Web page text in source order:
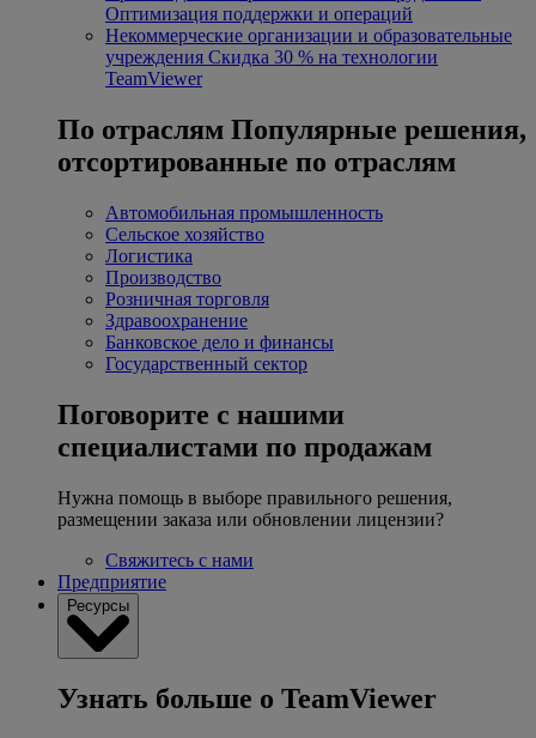
Оптимизация поддержки и операций
Некоммерческие организации и образовательные
учреждения Скидка 30 % на технологии
TeamViewer
По отраслям Популярные решения,
отсортированные по отраслям
Автомобильная промышленность
Сельское хозяйство
Логистика
Производство
Розничная торговля
Здравоохранение
Банковское дело и финансы
Государственный сектор
Поговорите с нашими
специалистами по продажам
Нужна помощь в выборе правильного решения,
размещении заказа или обновлении лицензии?
Свяжитесь с нами
Предприятие
Ресурсы
Узнать больше о TeamViewer